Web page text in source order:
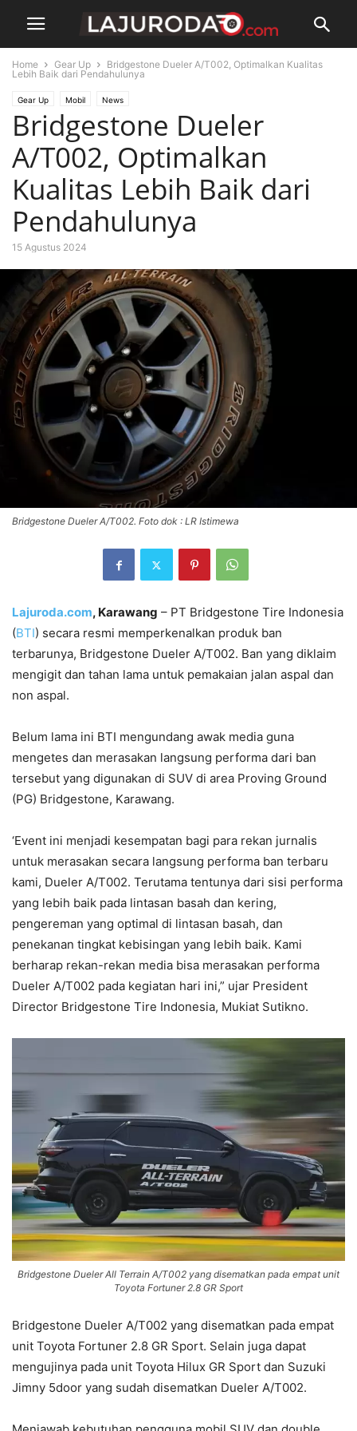
Home Gear Up
Bridgestone Dueler A/T002, Optimalkan Kualitas
Lebih Baik dari Pendahulunya
Gear Up Mobil News
Bridgestone Dueler
A/T002, Optimalkan
Kualitas Lebih Baik dari
Pendahulunya
15 Agustus 2024
Bridgestone Dueler A/T002. Foto dok : LR Istimewa
Lajuroda.com, Karawang – PT Bridgestone Tire Indonesia
(BTI) secara resmi memperkenalkan produk ban
terbarunya, Bridgestone Dueler A/T002. Ban yang diklaim
mengigit dan tahan lama untuk pemakaian jalan aspal dan
non aspal.
Belum lama ini BTI mengundang awak media guna
mengetes dan merasakan langsung performa dari ban
tersebut yang digunakan di SUV di area Proving Ground
(PG) Bridgestone, Karawang.
‘Event ini menjadi kesempatan bagi para rekan jurnalis
untuk merasakan secara langsung performa ban terbaru
kami, Dueler A/T002. Terutama tentunya dari sisi performa
yang lebih baik pada lintasan basah dan kering,
pengereman yang optimal di lintasan basah, dan
penekanan tingkat kebisingan yang lebih baik. Kami
berharap rekan-rekan media bisa merasakan performa
Dueler A/T002 pada kegiatan hari ini,” ujar President
Director Bridgestone Tire Indonesia, Mukiat Sutikno.
Bridgestone Dueler All Terrain A/T002 yang disematkan pada empat unit
Toyota Fortuner 2.8 GR Sport
Bridgestone Dueler A/T002 yang disematkan pada empat
unit Toyota Fortuner 2.8 GR Sport. Selain juga dapat
mengujinya pada unit Toyota Hilux GR Sport dan Suzuki
Jimny 5door yang sudah disematkan Dueler A/T002.